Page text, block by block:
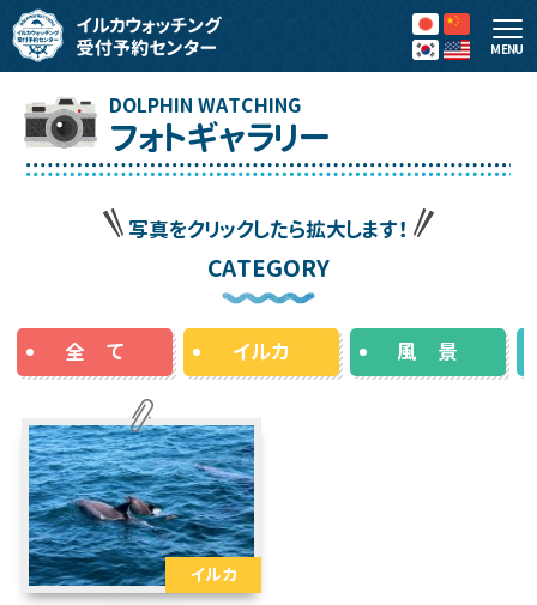
MENU
フォトギャラリー
写真をクリックしたら拡大します！
CATEGORY
全 て イルカ 風 景
イルカ